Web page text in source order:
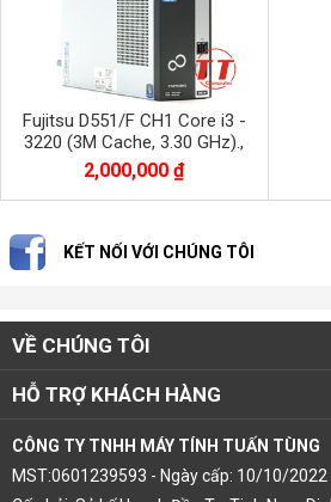
Fujitsu D551/F CH1 Core i3 -
3220 (3M Cache, 3.30 GHz).,
RAM 4GB, SSD120GB
2,000,000 ₫
KẾT NỐI VỚI CHÚNG TÔI
VỀ CHÚNG TÔI
HỖ TRỢ KHÁCH HÀNG
CÔNG TY TNHH MÁY TÍNH TUẤN TÙNG
MST:0601239593 - Ngày cấp: 10/10/2022